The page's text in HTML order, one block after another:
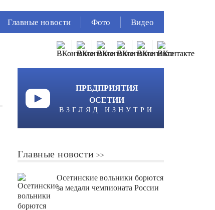
Главные новости Фото Видео
ПРЕДПРИЯТИЯ
ОСЕТИИ
ВЗГЛЯД ИЗНУТРИ
Главные новости
Осетинские вольники борются
за медали чемпионата России